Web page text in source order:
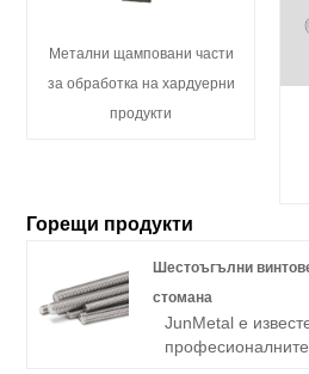
Метални щамповани части
за обработка на хардуерни
продукти
Горещи продукти
Шестоъгълни
стомана
JunMetal е